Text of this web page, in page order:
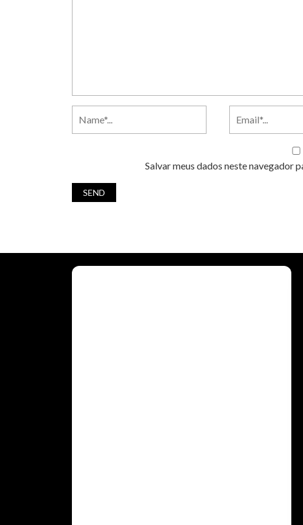
Salvar meus dados neste navegador